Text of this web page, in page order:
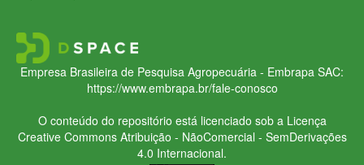
Empresa Brasileira de Pesquisa Agropecuária - Embrapa SAC:
https://www.embrapa.br/fale-conosco
O conteúdo do repositório está licenciado sob a Licença
Creative CommonsAtribuição - NãoComercial - SemDerivações
4.0 Internacional.